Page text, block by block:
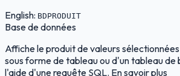
English: BDPRODUIT
Base de données
Affiche le produit de valeurs
sous forme de tableau ou d'un tableau de
l'aide d'une requête SQL. En savoir plus